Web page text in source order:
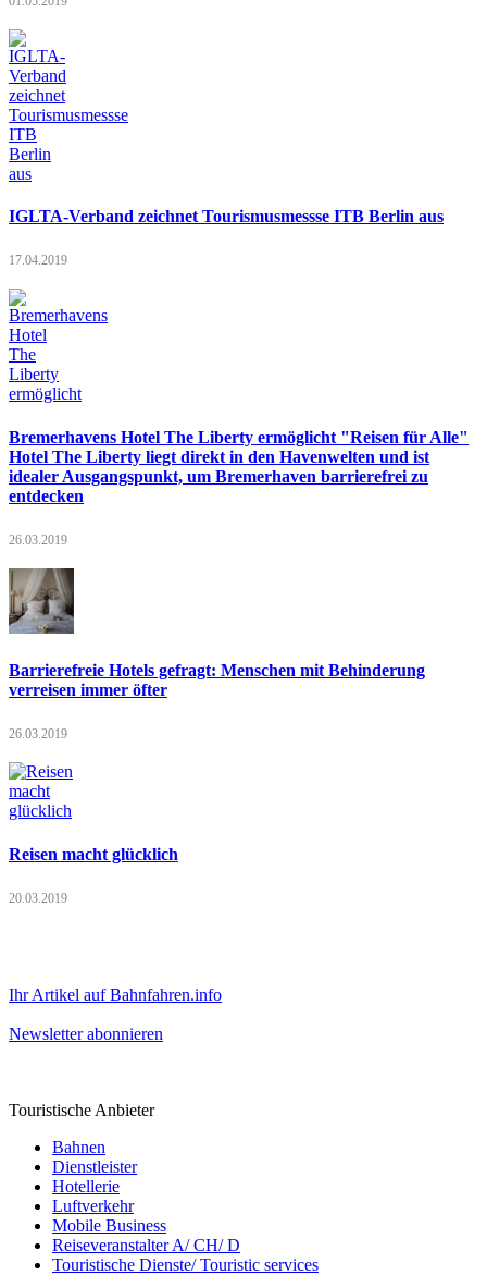
IGLTA-Verband zeichnet Tourismusmessse ITB Berlin aus
17.04.2019
Bremerhavens Hotel The Liberty ermöglicht "Reisen für Alle"
Hotel The Liberty liegt direkt in den Havenwelten und ist
idealer Ausgangspunkt, um Bremerhaven barrierefrei zu
entdecken
26.03.2019
Barrierefreie Hotels gefragt: Menschen mit Behinderung
verreisen immer öfter
26.03.2019
Reisen macht glücklich
20.03.2019
Ihr Artikel auf Bahnfahren.info
Newsletter abonnieren
Touristische Anbieter
Bahnen
Dienstleister
Hotellerie
Luftverkehr
Mobile Business
Reiseveranstalter A/ CH/ D
Touristische Dienste/ Touristic services